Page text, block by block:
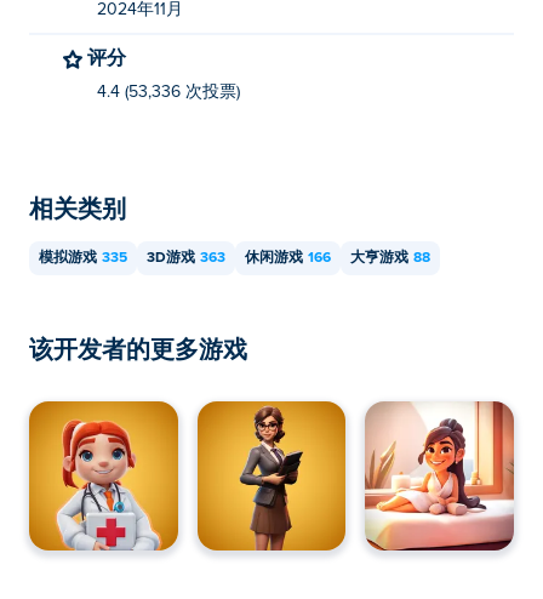
2024年11月
评分
4.4 (53,336 次投票)
相关类别
模拟游戏 335 3D游戏 363 休闲游戏 166 大亨游戏 88
该开发者的更多游戏